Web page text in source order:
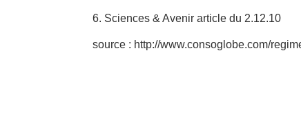
6. Sciences & Avenir article du 2.12.10
source : http://www.consoglobe.com/